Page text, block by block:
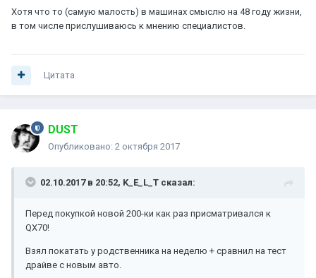
Хотя что то (самую малость) в машинах смыслю на 48 году жизни,
в том числе прислушиваюсь к мнению специалистов.
Цитата
DUST
Опубликовано: 2 октября 2017
02.10.2017 в 20:52, K_E_L_T сказал:
Перед покупкой новой 200-ки как раз присматривался к
QX70!
Взял покатать у родственника на неделю + сравнил на тест
драйве с новым авто.